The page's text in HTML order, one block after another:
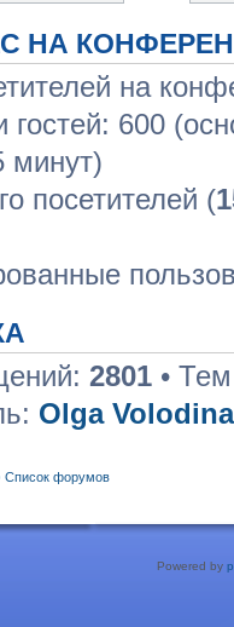
НА
на
гостей: 600
минут)
посетителей (
2801 •
Olga Volodina
Список форумов
Powered by